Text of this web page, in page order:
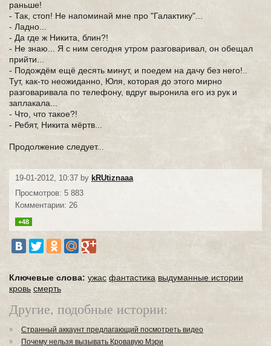
раньше!
- Так, стоп! Не напоминай мне про "Галактику"...
- Ладно...
- Да где ж Никита, блин?!
- Не знаю... Я с ним сегодня утром разговаривал, он обещал
прийти...
- Подождём ещё десять минут, и поедем на дачу без него!..
Тут, как-то неожиданно, Юля, которая до этого мирно
разговаривала по телефону, вдруг выронила его из рук и
заплакала...
- Что, что такое?!
- Ребят, Никита мёртв...
Продолжение следует...
19-01-2012, 10:37 by kRUtiznaaa
Просмотров: 5 883
Комментарии: 26
+48
Ключевые слова: ужас фантастика выдуманные истории
кровь смерть
Другие, подобные истории:
Странный аккаунт предлагающий посмотреть видео
Почему нельзя вызывать Кровавую Мэри